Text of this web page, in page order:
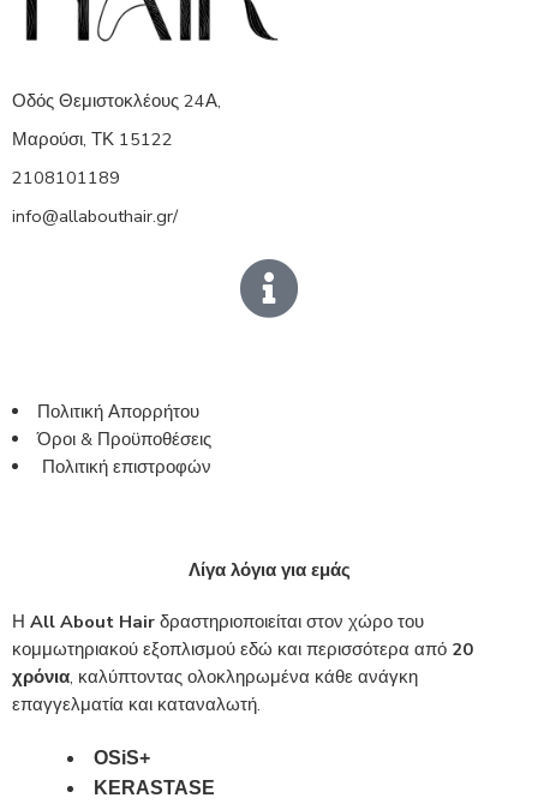
Οδός Θεμιστοκλέους 24Α,
Μαρούσι, ΤΚ 15122
2108101189
info@allabouthair.gr/
Πολιτική Απορρήτου
Όροι & Προϋποθέσεις
Πολιτική επιστροφών
Λίγα λόγια για εμάς
Η All About Hair δραστηριοποιείται στον χώρο του
κομμωτηριακού εξοπλισμού εδώ και περισσότερα από 20
χρόνια, καλύπτοντας ολοκληρωμένα κάθε ανάγκη
επαγγελματία και καταναλωτή.
OSiS+
KERASTASE